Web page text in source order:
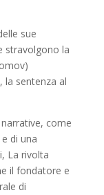
sue
stravolgono la
la sentenza al
come
di una
La rivolta
il fondatore e
di